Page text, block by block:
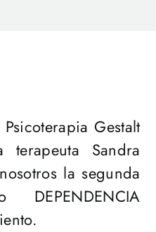
Gestalt
Sandra
la segunda